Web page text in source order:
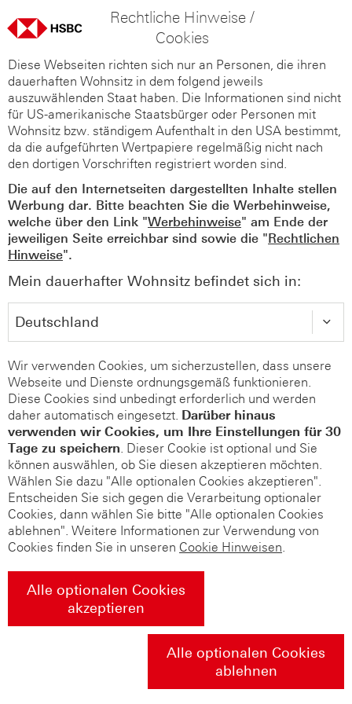
Rechtliche Hinweise /
Cookies
Diese Webseiten richten sich nur an Personen, die ihren
dauerhaften Wohnsitz in dem folgend jeweils
auszuwählenden Staat haben. Die Informationen sind nicht
für US-amerikanische Staatsbürger oder Personen mit
Wohnsitz bzw. ständigem Aufenthalt in den USA bestimmt,
da die aufgeführten Wertpapiere regelmäßig nicht nach
den dortigen Vorschriften registriert worden sind.
Die auf den Internetseiten dargestellten Inhalte stellen
Werbung dar. Bitte beachten Sie die Werbehinweise,
welche über den Link "Werbehinweise" am Ende der
jeweiligen Seite erreichbar sind sowie die "Rechtlichen
Hinweise".
Mein dauerhafter Wohnsitz befindet sich in:
Wir verwenden Cookies, um sicherzustellen, dass unsere
Webseite und Dienste ordnungsgemäß funktionieren.
Diese Cookies sind unbedingt erforderlich und werden
daher automatisch eingesetzt. Darüber hinaus
verwenden wir Cookies, um Ihre Einstellungen für 30
Tage zu speichern. Dieser Cookie ist optional und Sie
können auswählen, ob Sie diesen akzeptieren möchten.
Wählen Sie dazu "Alle optionalen Cookies akzeptieren".
Entscheiden Sie sich gegen die Verarbeitung optionaler
Cookies, dann wählen Sie bitte "Alle optionalen Cookies
ablehnen". Weitere Informationen zur Verwendung von
Cookies finden Sie in unseren Cookie Hinweisen.
Alle optionalen Cookies
akzeptieren
Alle optionalen Cookies
ablehnen